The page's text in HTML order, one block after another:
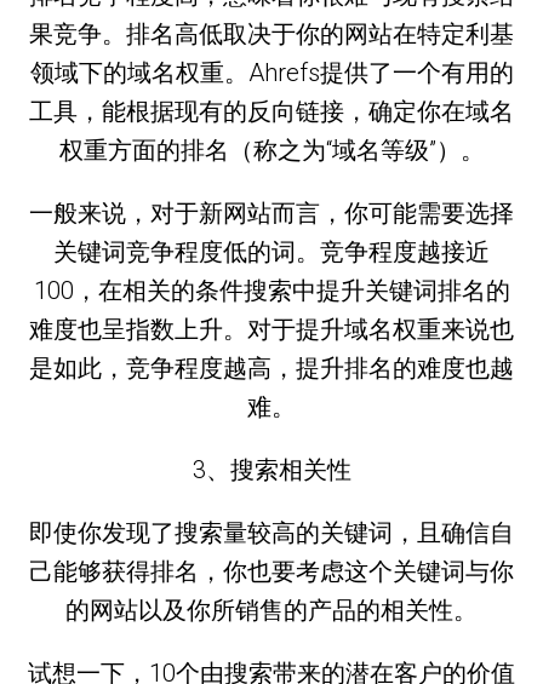
果竞争。排名高低取决于你的网站在特定利基
领域下的域名权重。Ahrefs提供了一个有用的
工具，能根据现有的反向链接，确定你在域名
权重方面的排名（称之为“域名等级”）。
一般来说，对于新网站而言，你可能需要选择
关键词竞争程度低的词。竞争程度越接近
100，在相关的条件搜索中提升关键词排名的
难度也呈指数上升。对于提升域名权重来说也
是如此，竞争程度越高，提升排名的难度也越
难。
3、搜索相关性
即使你发现了搜索量较高的关键词，且确信自
己能够获得排名，你也要考虑这个关键词与你
的网站以及你所销售的产品的相关性。
试想一下，10个由搜索带来的潜在客户的价值